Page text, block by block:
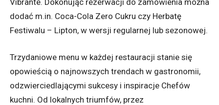
dodać m.in. Coca-Cola Zero Cukru czy Herbatę
Festiwalu – Lipton, w wersji regularnej lub sezonowej.
Trzydaniowe menu w każdej restauracji stanie się
opowieścią o najnowszych trendach w gastronomii,
odzwierciedlającymi sukcesy i inspiracje Chefów
kuchni. Od lokalnych triumfów, przez